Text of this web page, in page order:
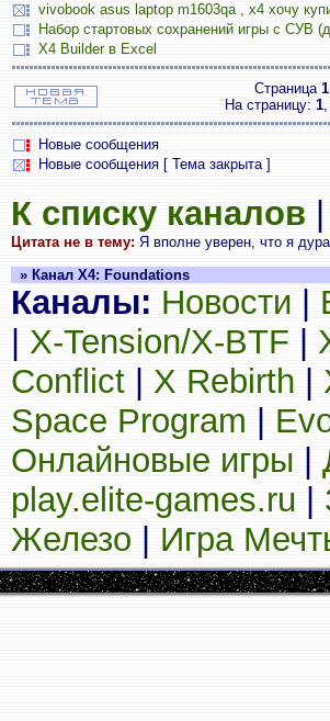
vivobook asus laptop m1603qa , х4 хочу
Набор стартовых сохранений игры с СУВ
X4 Builder в Excel
Страница 1
На страницу: 1,
Новые сообщения
Новые сообщения [ Тема закрыта ]
К списку каналов
Цитата не в тему: Я вполне уверен, что я
» Канал X4: Foundations
Каналы: Новости
X-Tension/X-BTF
Conflict
X Rebirth
Space Program
Онлайновые игры
play.elite-games.ru
Железо
Игра